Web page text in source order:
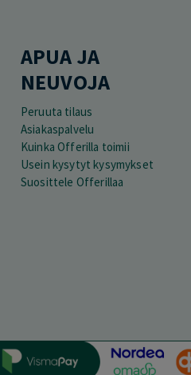
APUA JA
NEUVOJA
Peruuta tilaus
Asiakaspalvelu
Kuinka Offerilla toimii
Usein kysytyt kysymykset
Suosittele Offerillaa